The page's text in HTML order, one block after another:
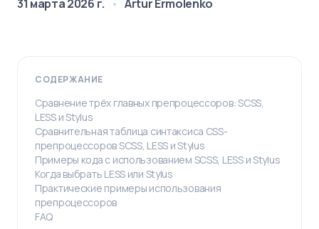
31 марта 2026 г. Artur Ermolenko
СОДЕРЖАНИЕ
Сравнение трёх главных препроцессоров: SCSS,
LESS и Stylus
Сравнительная таблица синтаксиса CSS-
препроцессоров SCSS, LESS и Stylus
Примеры кода с использованием SCSS, LESS и Stylus
Когда выбрать LESS или Stylus
Практические примеры использования
препроцессоров
FAQ